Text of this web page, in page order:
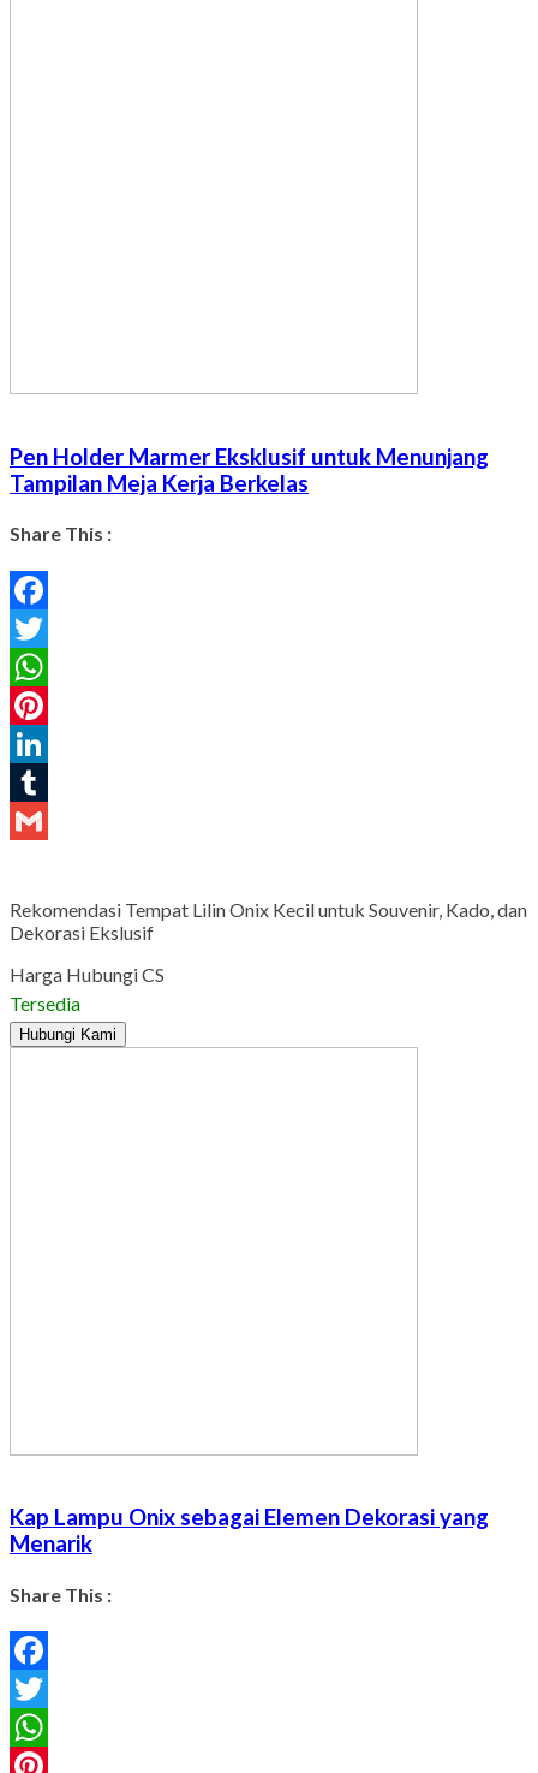
Pen Holder Marmer Eksklusif untuk Menunjang
Tampilan Meja Kerja Berkelas
Share This :
Facebook
Twitter
WhatsApp
Pinterest
LinkedIn
Tumblr
Rekomendasi Tempat Lilin Onix Kecil untuk Souvenir, Kado, dan
Dekorasi Ekslusif
Harga Hubungi CS
Tersedia
Hubungi Kami
Kap Lampu Onix sebagai Elemen Dekorasi yang
Menarik
Share This :
Facebook
Twitter
WhatsApp